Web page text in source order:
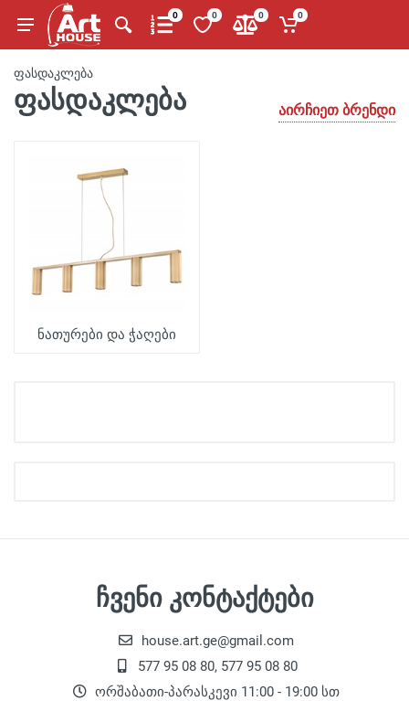
0 0 0 0
ფასდაკლება
ფასდაკლება აირჩიეთ ბრენდი
ნათურები და ჭაღები
ჩვენი კონტაქტები
house.art.ge@gmail.com
577 95 08 80, 577 95 08 80
ორშაბათი-პარასკევი 11:00 - 19:00 სთ